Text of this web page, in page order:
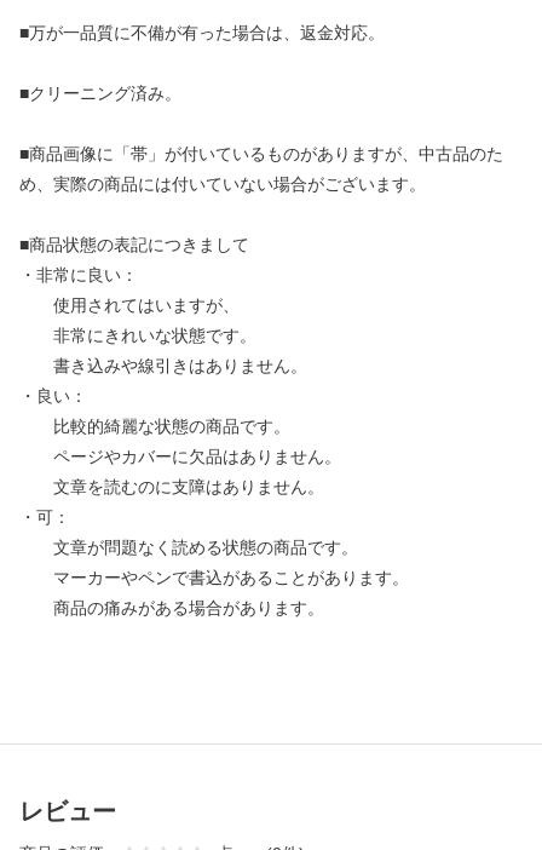
■万が一品質に不備が有った場合は、返金対応。
■クリーニング済み。
■商品画像に「帯」が付いているものがありますが、中古品のた
め、実際の商品には付いていない場合がございます。
■商品状態の表記につきまして
・非常に良い：
使用されてはいますが、
非常にきれいな状態です。
書き込みや線引きはありません。
・良い：
比較的綺麗な状態の商品です。
ページやカバーに欠品はありません。
文章を読むのに支障はありません。
・可：
文章が問題なく読める状態の商品です。
マーカーやペンで書込があることがあります。
商品の痛みがある場合があります。
レビュー